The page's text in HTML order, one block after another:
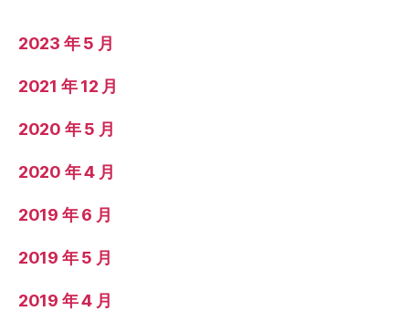
2023 年 5 月
2021 年 12 月
2020 年 5 月
2020 年 4 月
2019 年 6 月
2019 年 5 月
2019 年 4 月